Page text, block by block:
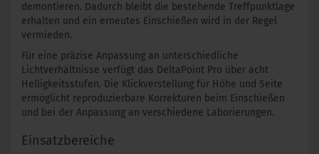
demontieren. Dadurch bleibt die bestehende Treffpunktlage
erhalten und ein erneutes Einschießen wird in der Regel
vermieden.
Für eine präzise Anpassung an unterschiedliche
Lichtverhältnisse verfügt das DeltaPoint Pro über acht
Helligkeitsstufen. Die Klickverstellung für Höhe und Seite
ermöglicht reproduzierbare Korrekturen beim Einschießen
und bei der Anpassung an verschiedene Laborierungen.
Einsatzbereiche